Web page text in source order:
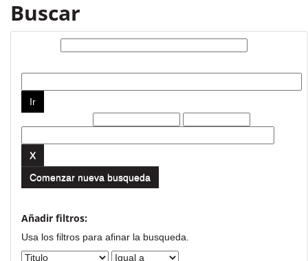
Buscar
Comenzar nueva busqueda
Añadir filtros:
Usa los filtros para afinar la busqueda.